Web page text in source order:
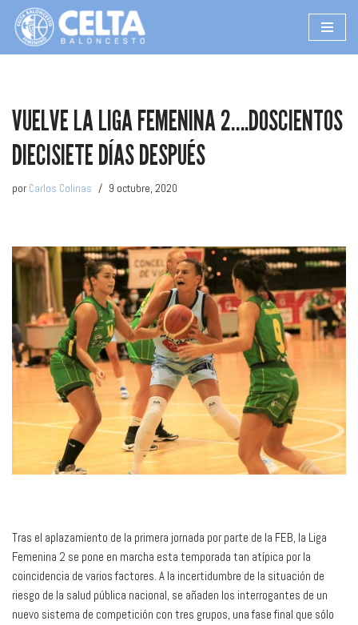
Saltar
VUELVE LA LIGA FEMENINA 2….DOSCIENTOS
DIECISIETE DÍAS DESPUÉS
por Carlos Colinas 9 octubre, 2020
Tras el aplazamiento de la primera jornada por parte de la FEB, la Liga
Femenina 2 se pone en marcha esta temporada tan atípica por la
coincidencia de varios factores. A la incertidumbre de la situación de
riesgo de la salud pública nacional, se añaden los interrogantes de un
nuevo sistema de competición con tres grupos, una fase final que sólo